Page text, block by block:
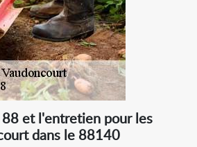
88 et l'entretien pour les
dans le 88140